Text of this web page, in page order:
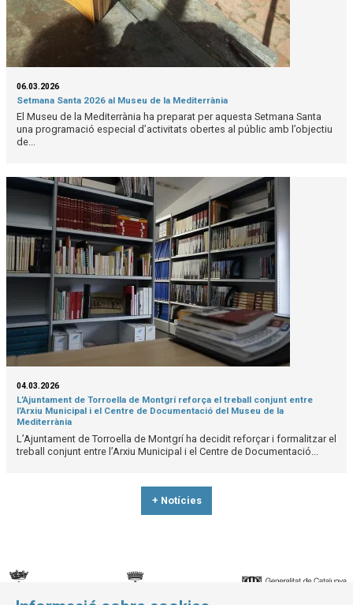
06.03.2026
Setmana Santa 2026 al Museu de la Mediterrània
El Museu de la Mediterrània ha preparat per aquesta Setmana Santa
una programació especial d’activitats obertes al públic amb l’objectiu
de...
04.03.2026
L’Ajuntament de Torroella de Montgrí reforça el treball conjunt entre
l’Arxiu Municipal i el Centre de Documentació del Museu de la
Mediterrània
L’Ajuntament de Torroella de Montgrí ha decidit reforçar i formalitzar el
treball conjunt entre l’Arxiu Municipal i el Centre de Documentació...
+ Notícies